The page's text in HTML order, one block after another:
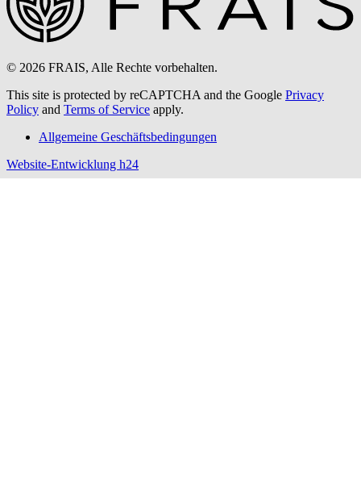
© 2026 FRAIS, Alle Rechte vorbehalten.
This site is protected by reCAPTCHA and the Google Privacy
Policy and Terms of Service apply.
Allgemeine Geschäftsbedingungen
Website-Entwicklung h24